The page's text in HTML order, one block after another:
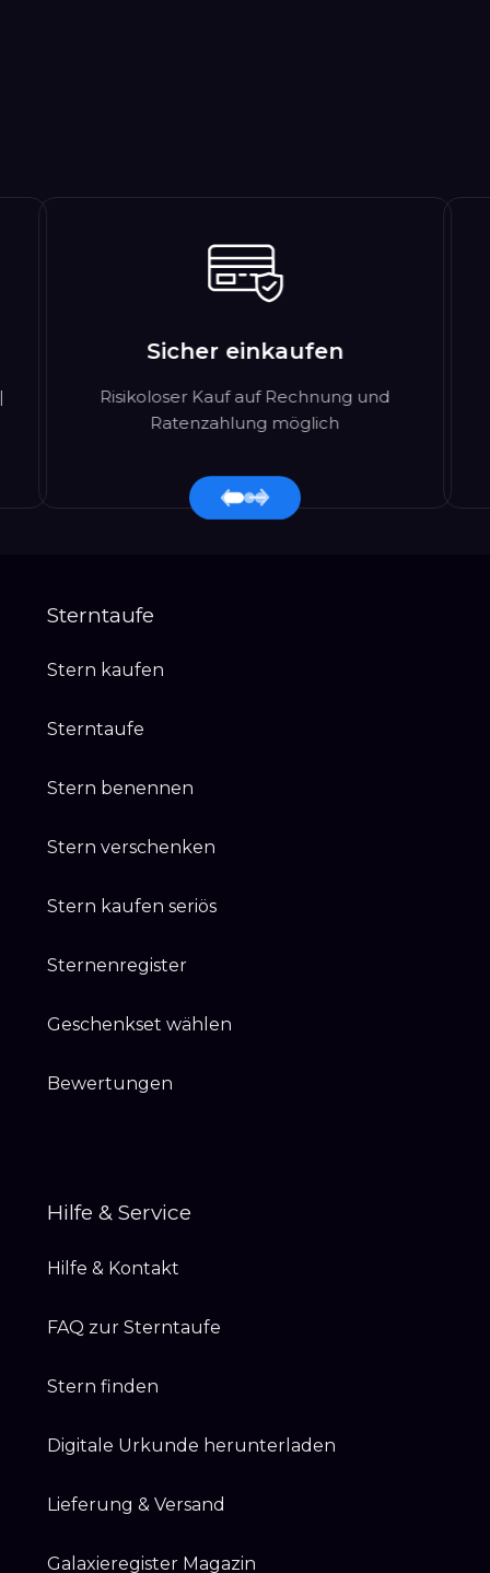
Sicher einkaufen
Risikoloser Kauf auf Rechnung und
Ratenzahlung möglich
Sterntaufe
Stern kaufen
Sterntaufe
Stern benennen
Stern verschenken
Stern kaufen seriös
Sternenregister
Geschenkset wählen
Bewertungen
Hilfe & Service
Hilfe & Kontakt
FAQ zur Sterntaufe
Stern finden
Digitale Urkunde herunterladen
Lieferung & Versand
Galaxieregister Magazin